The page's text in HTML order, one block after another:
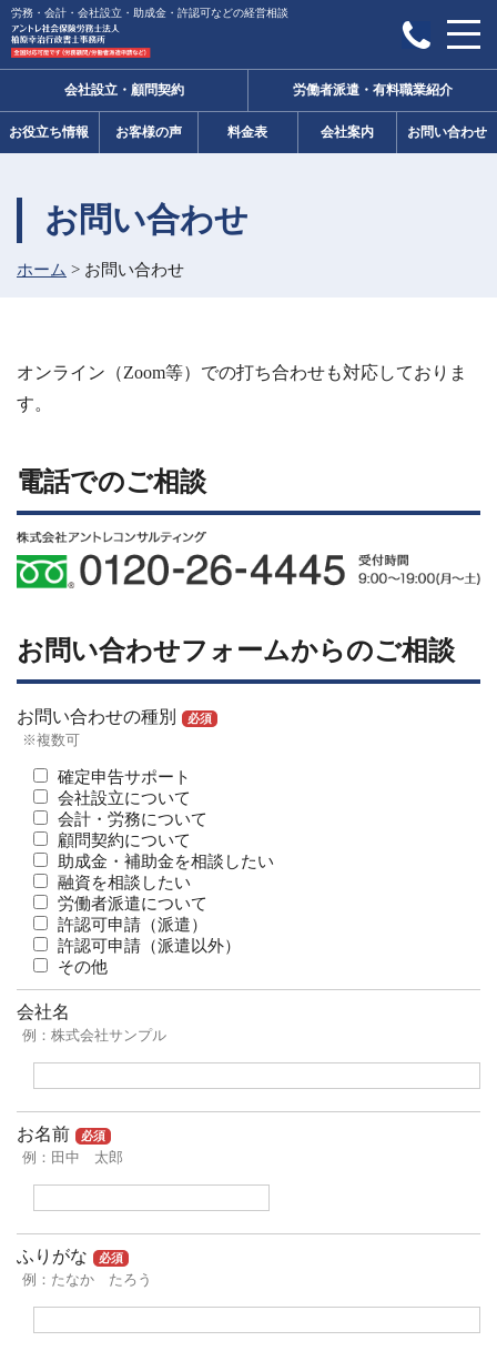
労務・会計・会社設立・助成金・許認可などの経営相談
会社設立・顧問契約 労働者派遣・有料職業紹介
お役立ち情報 お客様の声 料金表 会社案内 お問い合わせ
お問い合わせ
ホーム > お問い合わせ
オンライン（Zoom等）での打ち合わせも対応しておりま
す。
電話でのご相談
お問い合わせフォームからのご相談
お問い合わせの種別 必須
※複数可
確定申告サポート
会社設立について
会計・労務について
顧問契約について
助成金・補助金を相談したい
融資を相談したい
労働者派遣について
許認可申請（派遣）
許認可申請（派遣以外）
その他
会社名
例：株式会社サンプル
お名前 必須
例：田中 太郎
ふりがな 必須
例：たなか たろう